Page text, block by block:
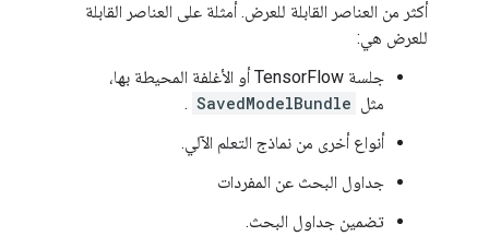
أكثر من العناصر القابلة للعرض. أمثلة على العناصر القابلة
للعرض هي:
جلسة TensorFlow أو الأغلفة المحيطة بها،
مثل SavedModelBundle
.
أنواع أخرى من نماذج التعلم الآلي.
جداول البحث عن المفردات
تضمين جداول البحث.